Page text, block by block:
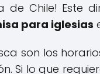
de Chile! Este
para iglesias
son los
Si lo que